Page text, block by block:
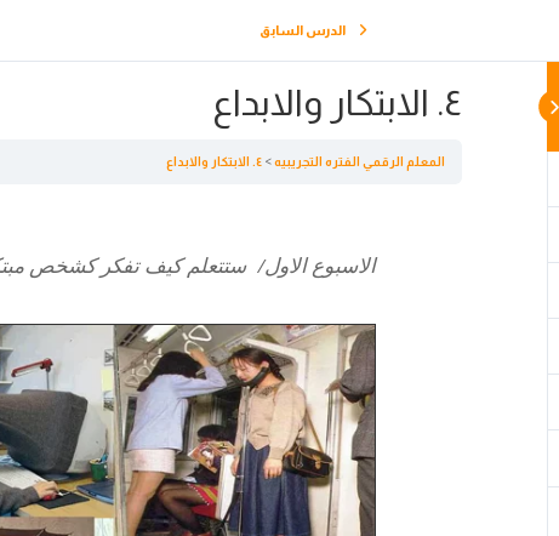
الدرس السابق
٤. الابتكار والابداع
المعلم الرقمي الفتره التجريبيه ٤. الابتكار والابداع
الاسبوع الاول/ ستتعلم كيف تفكر كشخص